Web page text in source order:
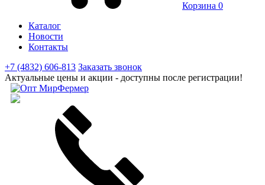
Корзина 0
Каталог
Новости
Контакты
+7 (4832) 606-813 Заказать звонок
Актуальные цены и акции - доступны после регистрации!